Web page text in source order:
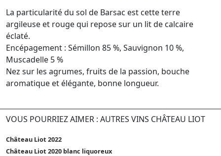
La particularité du sol de Barsac est cette terre
argileuse et rouge qui repose sur un lit de calcaire
éclaté.
Encépagement : Sémillon 85 %, Sauvignon 10 %,
Muscadelle 5 %
Nez sur les agrumes, fruits de la passion, bouche
aromatique et élégante, bonne longueur.
VOUS POURRIEZ AIMER : AUTRES VINS CHÂTEAU LIOT
Château Liot 2022
Château Liot 2020 blanc liquoreux